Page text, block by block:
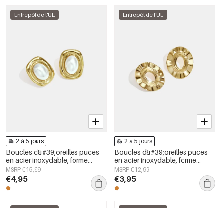
Entrepôt de l'UE
2 à 5 jours
Boucles d&#39;oreilles puces
en acier inoxydable, forme
géométrique, collection simple
pour le quotidien, bijoux pour
femmes
MSRP €15,99
€4,95
Entrepôt de l'UE
2 à 5 jours
Boucles d&#39;oreilles puces
en acier inoxydable, forme
irrégulière, collection Simple
Daily Simple, bijoux pour
femmes
MSRP €12,99
€3,95